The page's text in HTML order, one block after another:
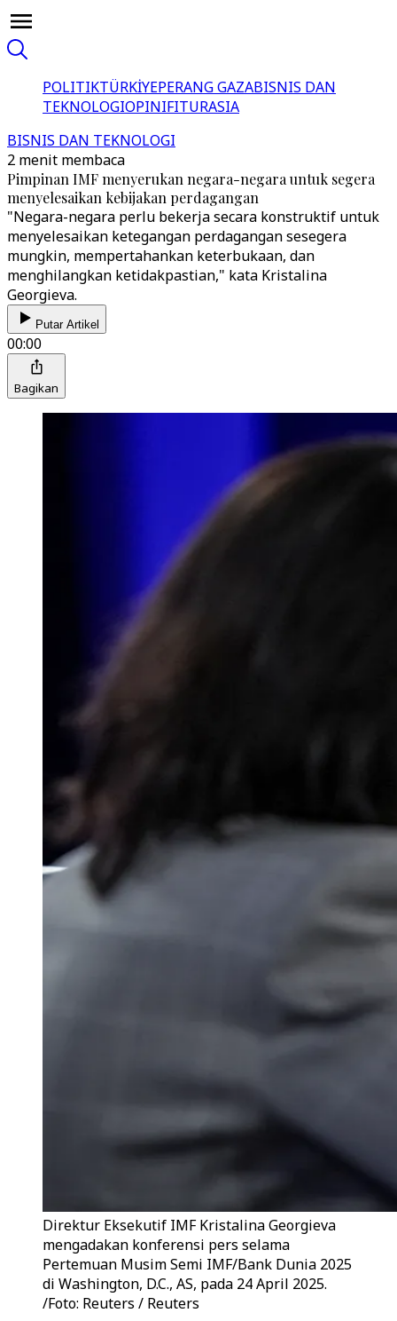
POLITIKTÜRKİYEPERANG GAZABISNIS DAN
TEKNOLOGIOPINIFITURASIA
BISNIS DAN TEKNOLOGI
2 menit membaca
Pimpinan IMF menyerukan negara-negara untuk segera
menyelesaikan kebijakan perdagangan
"Negara-negara perlu bekerja secara konstruktif untuk
menyelesaikan ketegangan perdagangan sesegera
mungkin, mempertahankan keterbukaan, dan
menghilangkan ketidakpastian," kata Kristalina
Georgieva.
Putar Artikel
00:00
Bagikan
Direktur Eksekutif IMF Kristalina Georgieva
mengadakan konferensi pers selama
Pertemuan Musim Semi IMF/Bank Dunia 2025
di Washington, D.C., AS, pada 24 April 2025.
/Foto: Reuters / Reuters